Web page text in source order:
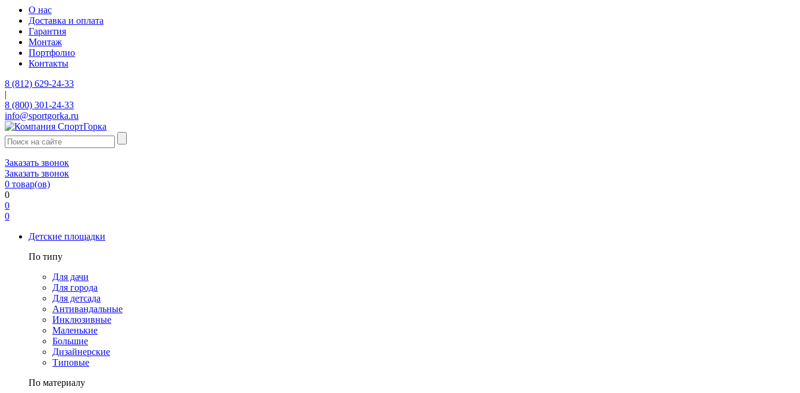
О нас
Доставка и оплата
Гарантия
Монтаж
Портфолио
Контакты
8 (812) 629-24-33
|
8 (800) 301-24-33
info@sportgorka.ru
Заказать звонок
Заказать звонок
0 товар(ов)
0
0
0
Детские площадки
По типу
Для дачи
Для города
Для детсада
Антивандальные
Инклюзивные
Маленькие
Большие
Дизайнерские
Типовые
По материалу